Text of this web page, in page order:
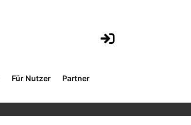
Für Nutzer Partner